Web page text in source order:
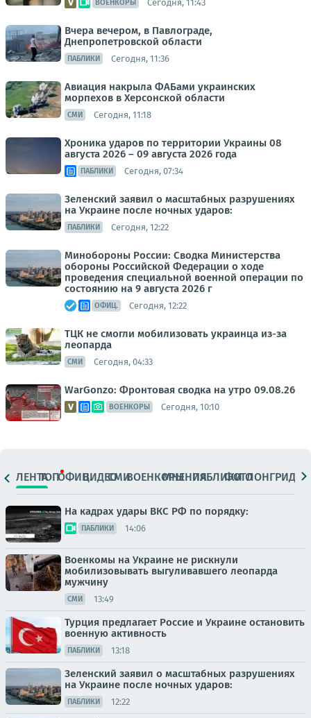
ВОЕНКОРЫ Сегодня, 11:43
Вчера вечером, в Павлограде,
Днепропетровской области
ПАБЛИКИ Сегодня, 11:36
Авиация накрыла ФАБами украинских
морпехов в Херсонской области
СМИ Сегодня, 11:18
Хроника ударов по территории Украины 08
августа 2026 – 09 августа 2026 года
ПАБЛИКИ Сегодня, 07:34
Зеленский заявил о масштабных разрушениях
на Украине после ночных ударов:
ПАБЛИКИ Сегодня, 12:22
Минобороны России: Сводка Министерства
обороны Российской Федерации о ходе
проведения специальной военной операции по
состоянию на 9 августа 2026 г
ОФИЦ. Сегодня, 12:22
ТЦК не смогли мобилизовать украинца из-за
леопарда
СМИ Сегодня, 04:33
WarGonzo: Фронтовая сводка на утро 09.08.26
ВОЕНКОРЫ Сегодня, 10:10
ЛЕНТАТОПОФИЦ.ВИДЕОСМИВОЕНКОРЫМНЕНИЯПАБЛИКИ
ФОТОЛОНГРИДЫ
На кадрах удары ВКС РФ по порядку:
ПАБЛИКИ 14:06
Военкомы на Украине не рискнули
мобилизовывать выгуливавшего леопарда
мужчину
СМИ 13:49
Турция предлагает Россие и Украине остановить
военную активность
ПАБЛИКИ 13:18
Зеленский заявил о масштабных разрушениях
на Украине после ночных ударов:
ПАБЛИКИ 12:22